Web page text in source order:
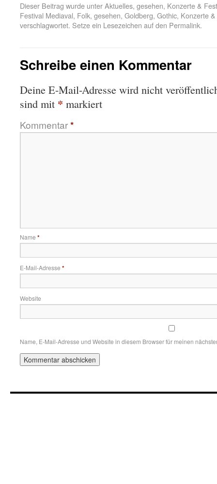
Dieser Beitrag wurde unterAktuelles, gesehen, Konzerte &
Festival Mediaval, Folk, gesehen, Goldberg, Gothic, Konzerte
verschlagwortet. Setze ein Lesezeichen auf den Permalink.
Schreibe einen Kommentar
Deine E-Mail-Adresse wird nicht
sind mit * markiert
Kommentar*
Name *
E-Mail-Adresse *
Website
Name, E-Mail-Adresse und Website in diesem Browser für meinen